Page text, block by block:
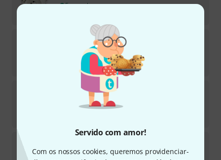
Servido com amor!
Com os nossos cookies, queremos providenciar-
Em stock
Warburton Bass trombone Top 5B
Em stock
126
Warburton Tenor Backbore 1 ST large
Em stock